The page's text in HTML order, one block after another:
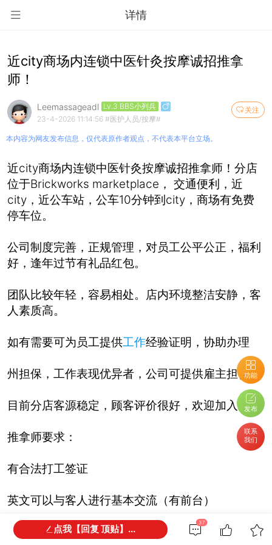
详情
功能
发布
联系
我们
近city商场内连锁中医针灸按摩诚招推拿
师！
关注
Leemassageadl Lv.3 BBS小列兵
23-4-2026 11:14:56 #医护人员/按摩#
本内容为网友发布信息，仅代表原作者观点，不代表本平台立场。
近city商场内连锁中医针灸按摩诚招推拿师！分店
位于Brickworks marketplace， 交通便利，近
city，近公车站，公车10分钟到city，商场有免费
停车位。
公司制度完善，正规管理，对员工公平公正，福利
好，逢年过节有礼品红包。
团队比较年轻，容易相处。店内环境整洁安静，客
人素质高。
如有需要可为员工提供工作经验证明，协助办理
州担保，工作表现优异者，公司可提供雇主担保。
目前分店客源稳定，顾客评价很好，欢迎加入！
推拿师要求：
有合法打工签证
英文可以与客人进行基本交流（有前台）
形象整洁；做事积极主动，认真负责
37
点我【回复 顶贴】...